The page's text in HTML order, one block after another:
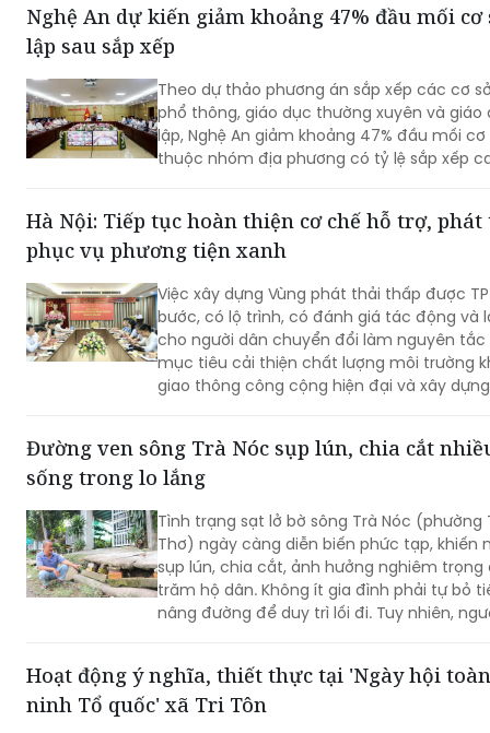
Nghệ An dự kiến giảm khoảng 47% đầu mối cơ
lập sau sắp xếp
Theo dự thảo phương án sắp xếp các cơ
phổ thông, giáo dục thường xuyên và
lập, Nghệ An giảm khoảng 47% đầu mối
thuộc nhóm địa phương có tỷ lệ sắp xếp
Hà Nội: Tiếp tục hoàn thiện cơ chế hỗ trợ,
phục vụ phương tiện xanh
Việc xây dựng Vùng phát thải thấp được
bước, có lộ trình, có đánh giá tác động và
cho người dân chuyển đổi làm nguyên
mục tiêu cải thiện chất lượng môi trường
giao thông công cộng hiện đại và xây
Đường ven sông Trà Nóc sụp lún, chia cắt
sống trong lo lắng
Tình trạng sạt lở bờ sông Trà Nóc (phường
Thơ) ngày càng diễn biến phức tạp, khiến
sụp lún, chia cắt, ảnh hưởng nghiêm
trăm hộ dân. Không ít gia đình phải tự bỏ
nâng đường để duy trì lối đi. Tuy nhiên,
Hoạt động ý nghĩa, thiết thực tại 'Ngày hội
ninh Tổ quốc' xã Tri Tôn